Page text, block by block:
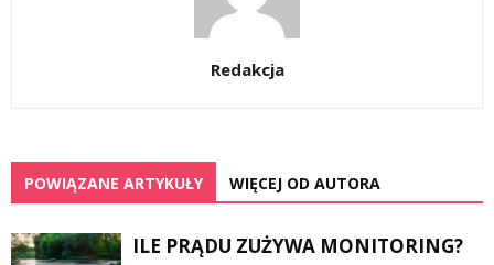
Redakcja
POWIĄZANE ARTYKUŁY WIĘCEJ OD AUTORA
ILE PRĄDU ZUŻYWA MONITORING?